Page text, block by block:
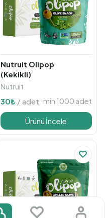
Nutruit Olipop
(Kekikli)
Nutruit
30₺/ adet min 1000 adet
Ürünü İncele